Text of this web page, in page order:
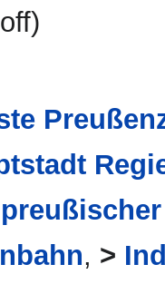
, >